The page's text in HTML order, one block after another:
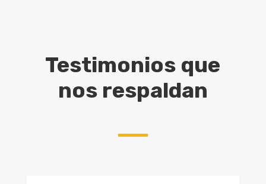
Testimonios que
nos respaldan